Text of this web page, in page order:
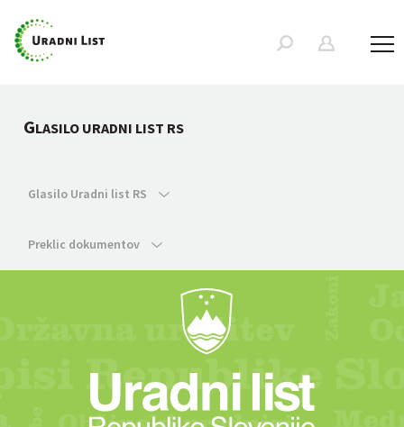
GLASILO URADNI LIST RS
Glasilo Uradni list RS
Preklic dokumentov